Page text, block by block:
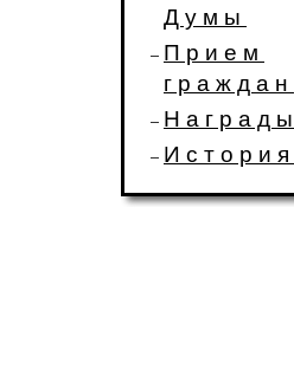
Думы
Прием
граждан
Награды